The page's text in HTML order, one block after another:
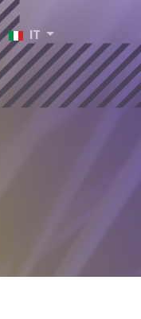
la tua lingua
IT